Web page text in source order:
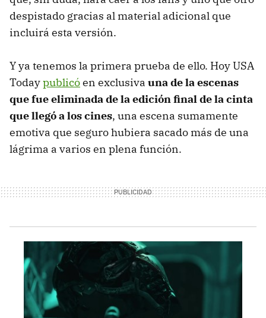
despistado gracias al material adicional que
incluirá esta versión.
Y ya tenemos la primera prueba de ello. Hoy USA
Todaypublicóen exclusiva una de la escenas
que fue eliminada de la edición final de la cinta
que llegó a los cines, una escena sumamente
emotiva que seguro hubiera sacado más de una
lágrima a varios en plena función.